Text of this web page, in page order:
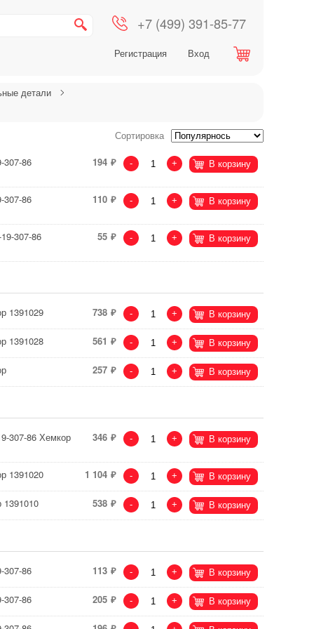
+7 (499) 391-85-77
Регистрация Вход
детали
Сортировка
86
194 - + В корзину
86
110 - + В корзину
307-86
55 - + В корзину
1391029 738 - + В корзину
1391028 561 - + В корзину
257 - + В корзину
307-86 Хемкор
346 - + В корзину
1391020 1 104 - + В корзину
538 - + В корзину
86 113 - + В корзину
86 205 - + В корзину